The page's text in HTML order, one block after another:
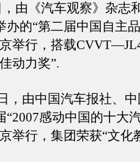
由《汽车观察》杂志
办的“第二届中国自主
举行，搭载
动力奖”.
由中国汽车报社、中
“2007感动中国的十大
举行，集团荣获“文化